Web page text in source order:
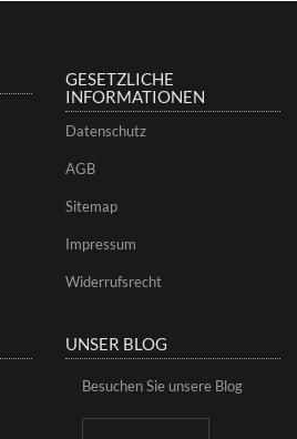
GESETZLICHE
INFORMATIONEN
Datenschutz
AGB
Sitemap
Impressum
Widerrufsrecht
UNSER BLOG
Besuchen Sie unsere Blog